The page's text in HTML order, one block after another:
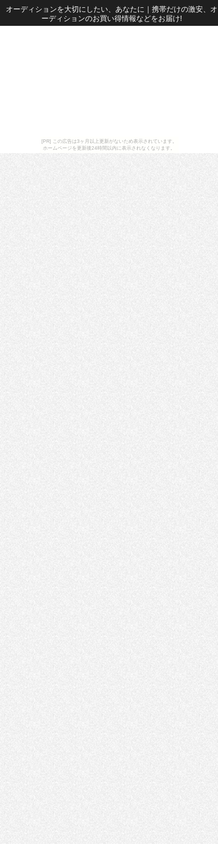
[PR] この広告は3ヶ月以上更新がないため表示されています。
ホームページを更新後24時間以内に表示されなくなります。
オーディションを大切にしたい、あなたに ｜ 携帯だけの激安、オ
ーディションのお買い得情報などをお届け!